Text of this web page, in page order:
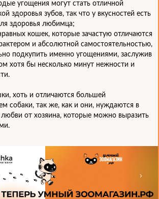
угощения могут стать отличной
здоровья зубов, так что у вкусностей есть
здоровья любимца;
кошек, которые зачастую отличаются
и абсолютной самостоятельностью,
подкупить именно угощениями, заслужив
хотя бы несколько минут нежности и
хоть и отличаются большей
собаки, так же, как и они, нуждаются в
любви от хозяина, которые можно выразить